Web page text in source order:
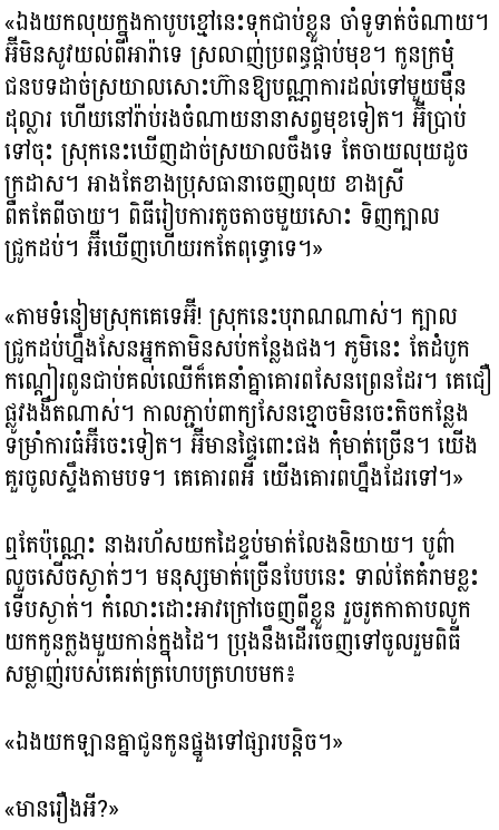
«ឯងយកលុយក្នុងកាបូបខ្មៅនេះទុកជាប់ខ្លួន ចាំទូទាត់ចំណាយ។
អ៊ីមិនសូវយល់ពីអារ៉ាទេ ស្រលាញ់ប្រពន្ធផ្កាប់មុខ។ កូនក្រមុំ
ជនបទដាច់ស្រយាលសោះហ៊ានឱ្យបណ្ណាការដល់ទៅមួយម៉ឺន
ដុល្លារ ហើយនៅរ៉ាប់រងចំណាយនានាសព្វមុខទៀត។ អ៊ីប្រាប់
ទៅចុះ ស្រុកនេះឃើញដាច់ស្រយាលចឹងទេ តែចាយលុយដូច
ក្រដាស។ អាងតែខាងប្រុសធានាចេញលុយ ខាងស្រី
ពឺតតែពីចាយ។ ពិធីរៀបការតូចតាចមួយសោះ ទិញក្បាល
ជ្រូកដប់។ អ៊ីឃើញហើយរកតែពុទ្ធោទេ។»
«តាមទំនៀមស្រុកគេទេអ៊ី! ស្រុកនេះបុរាណណាស់។ ក្បាល
ជ្រូកដប់ហ្នឹងសែនអ្នកតាមិនសប់កន្លែងផង។ ភូមិនេះ តែដំបូក
កណ្ដៀរពូនជាប់គល់ឈើក៏គេនាំគ្នាគោរពសែនព្រេនដែរ។ គេជឿ
ផ្លូវងងឹតណាស់។ កាលភ្ជាប់ពាក្យសែនខ្មោចមិនចេះតិចកន្លែង
ទម្រាំការធំអ៊ីចេះទៀត។ អ៊ីមានផ្ទៃពោះផង កុំមាត់ច្រើន។ យើង
គួរចូលស្ទឹងតាមបទ។ គេគោរពអី យើងគោរពហ្នឹងដែរទៅ។»
ឮតែប៉ុណ្ណេះ នាងរហ័សយកដៃខ្ទប់មាត់លែងនិយាយ។ បូព៌ា
លួចសើចស្ងាត់ៗ។ មនុស្សមាត់ច្រើនបែបនេះ ទាល់តែគំរាមខ្លះ
ទើបស្ងាត់។ កំលោះដោះអាវក្រៅចេញពីខ្លួន រួចរូតកាតាបលូក
យកកូនក្លងមួយកាន់ក្នុងដៃ។ ប្រុងនឹងដើរចេញទៅចូលរួមពិធី
សម្លាញ់របស់គេរត់ត្រហេបត្រហបមក៖
«ឯងយកឡានគ្នាជូនកូនផ្នួងទៅផ្សារបន្តិច។»
«មានរឿងអី?»